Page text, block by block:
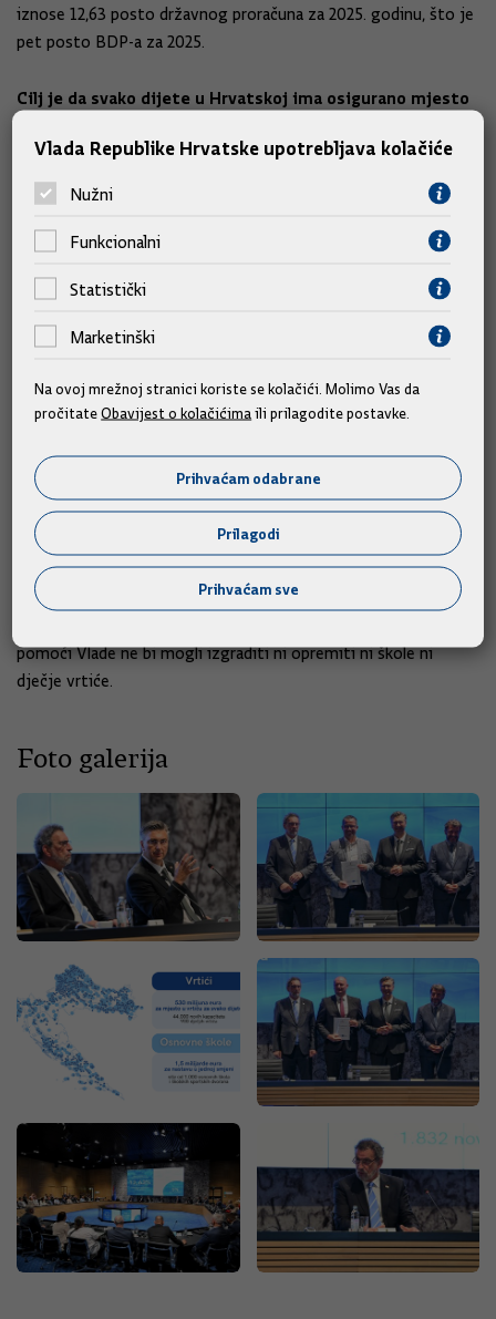
iznose 12,63 posto državnog proračuna za 2025. godinu, što je
pet posto BDP-a za 2025.
Cilj je da svako dijete u Hrvatskoj ima osigurano mjesto
Ministar znanosti, obrazovanja i mladih Radovan Fuchs rekao
je kako im je svima stalo do obrazovanja i stvaranja boljih i
kvalitetnijih uvjeta za naše male i mlade sugrađane.
"S ciljem da u zadnjih nekoliko godina aktivno radimo na
unaprjeđenju obrazovnog sustava, imamo infrastrukturna
ulaganja u vrtiće, osnovne škole i sportske dvorane koja nisu
osigurano mjesto u vrtiću, a za razvoj osnovnoškolskog
obrazovanja istaknuo je važnost jednosmjenske nastave,
cjelodnevne škole i pristupačnosti, odnosno osiguravanje
besplatnih udžbenika, prehrane i prijevoza.
Zadarski župan Josip Bilaver, uime okupljenih župana i
pomoći Vlade ne bi mogli izgraditi ni opremiti ni škole ni
dječje vrtiće.
Foto galerija
Vlada Republike Hrvatske upotrebljava kolačiće
Nužni
Funkcionalni
Statistički
Marketinški
Na ovoj mrežnoj stranici koriste se kolačići. Molimo Vas da
pročitateObavijest o kolačićimaili prilagodite postavke.
Prihvaćam odabrane
Prilagodi
Prihvaćam sve